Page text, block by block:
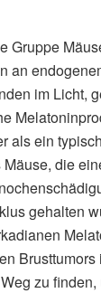
Gruppe
an
im Licht,
als ein
die
gehalten
zu